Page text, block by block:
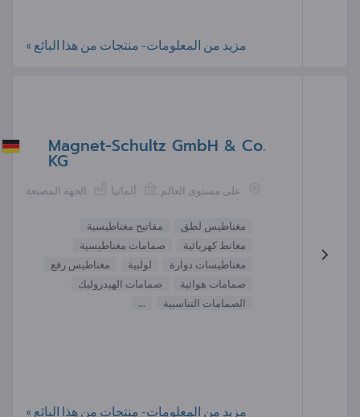
مزيد من المعلومات- منتجات من هذا البائع »
Magnet-Schultz GmbH & Co.
KG
الجهة المصنعة ألمانيا على مستوى العالم
مغناطيس لطق
مفاتيح مغناطيسية
مغانط كهربائية
صمامات مغناطيسية
مغناطيسات دوارة
لولبية
مغناطيس رفع
صمامات هوائية
صمامات الهيدروليك
الصمامات التناسبية
...
مزيد من المعلومات- منتجات من هذا البائع »